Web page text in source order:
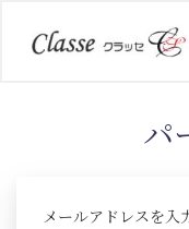
パ
メールアドレスを入